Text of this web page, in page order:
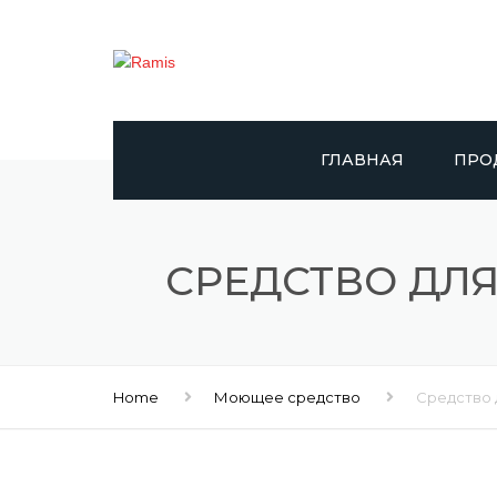
ГЛАВНАЯ
DAY
СРЕДСТВО
Home Моющее средство Средство